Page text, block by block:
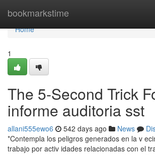
bookmarkstime
Home
Home
1
The 5-Second Trick
informe auditoria sst
allani555ewo6 542 days ago News
*Contempla los peligros generados en la v
trabajo por activ idades relacionadas con el